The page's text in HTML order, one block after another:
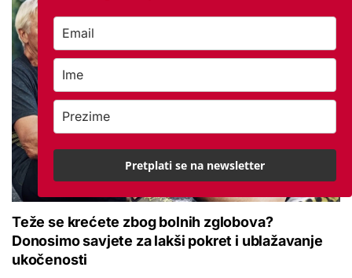
Teže se krećete zbog bolnih zglobova?
Donosimo savjete za lakši pokret i ublažavanje
ukočenosti
Pretplati se na newsletter